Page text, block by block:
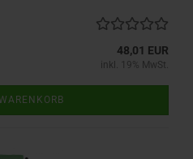
48,01 EUR
inkl. 19% MwSt.